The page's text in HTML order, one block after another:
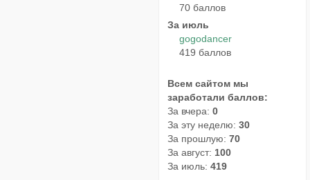
70 баллов
За июль
gogodancer
419 баллов
Всем сайтом мы
заработали баллов:
За вчера: 0
За эту неделю: 30
За прошлую: 70
За август: 100
За июль: 419